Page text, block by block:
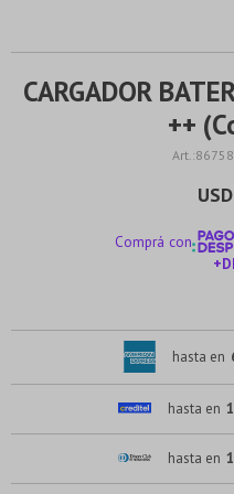
CARGADOR
++
USD
Comprá con
hasta en
hasta en
hasta en